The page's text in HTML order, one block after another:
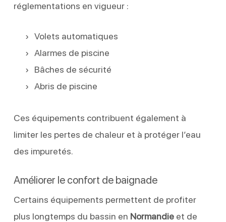
réglementations en vigueur :
Volets automatiques
Alarmes de piscine
Bâches de sécurité
Abris de piscine
Ces équipements contribuent également à
limiter les pertes de chaleur et à protéger l’eau
des impuretés.
Améliorer le confort de baignade
Certains équipements permettent de profiter
plus longtemps du bassin en Normandieet de